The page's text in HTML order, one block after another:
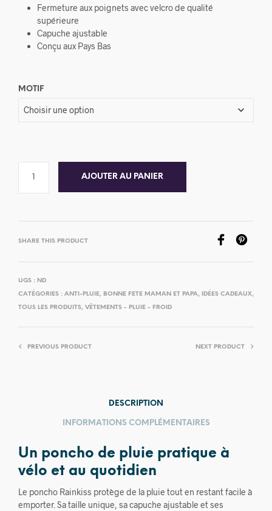
Fermeture aux poignets avec velcro de qualité
supérieure
Capuche ajustable
Conçu aux Pays Bas
MOTIF
AJOUTER AU PANIER
SHARE THIS PRODUCT
UGS : ND
CATÉGORIES : ANTI-PLUIE, BONNE FETE MAMAN ET PAPA, IDÉES CADEAUX,
TOUS LES PRODUITS, VÊTEMENTS - PLUIE - FROID
PREVIOUS PRODUCT NEXT PRODUCT
DESCRIPTION
INFORMATIONS COMPLÉMENTAIRES
Un poncho de pluie pratique à
vélo et au quotidien
Le poncho Rainkiss protège de la pluie tout en restant facile à
emporter. Sa taille unique, sa capuche ajustable et ses